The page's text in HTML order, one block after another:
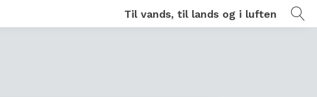
Til vands, til lands og i luften